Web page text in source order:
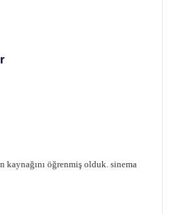
kaynağını öğrenmiş olduk. sinema